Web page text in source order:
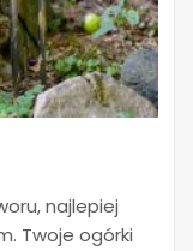
najlepiej
Twoje ogórki